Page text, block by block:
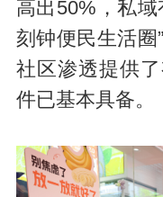
高出50%，私
刻钟便民生活圈
社区渗透提供
件已基本具备。